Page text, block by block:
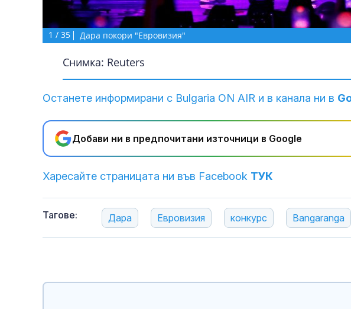
1 / 35 Дара покори "Евровизия"
Снимка: Reuters
Останете информирани с Bulgaria ON AIR и в канала ни в
Добави ни в предпочитани източници в Google
Харесайте страницата ни във Facebook ТУК
Тагове: Дара Евровизия конкурс Bangaranga